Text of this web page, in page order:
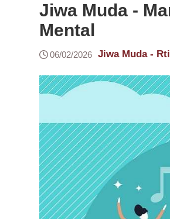
Jiwa Muda -
Mental
06/02/2026 Jiwa Muda -